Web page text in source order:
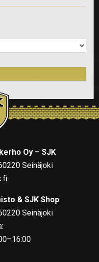
Oy – SJK
Seinäjoki
& SJK Shop
Seinäjoki